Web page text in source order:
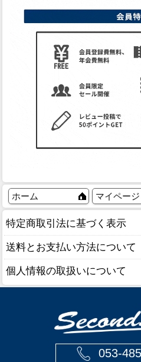
ホーム マイページ
特定商取引法に基づく表示
送料とお支払い方法について
個人情報の取扱いについて
053-